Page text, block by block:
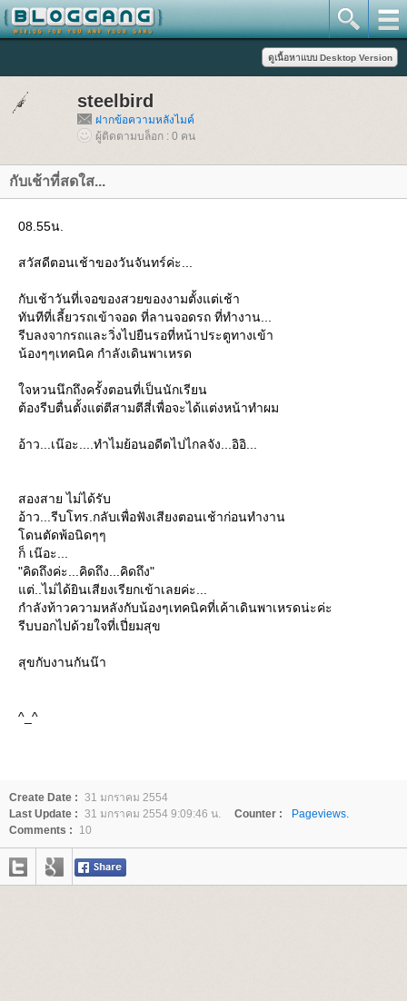
steelbird
ฝากข้อความหลังไมค์
ผู้ติดตามบล็อก : 0 คน
กับเช้าที่สดใส...
08.55น.
สวัสดีตอนเช้าของวันจันทร์ค่ะ...
กับเช้าวันที่เจอของสวยของงามตั้งแต่เช้า
ทันทีที่เลี้ยวรถเข้าจอด ที่ลานจอดรถ ที่ทำงาน...
รีบลงจากรถและวิ่งไปยืนรอที่หน้าประตูทางเข้า
น้องๆๆเทคนิค กำลังเดินพาเหรด
จหวนนึกถึงครั้งตอนที่เป็นนักเรียน
ต้องรีบตื่นตั้งแต่ตีสามตีสี่เพื่อจะได้แต่งหน้าทำผม
อ้าว...เน๊อะ....ทำไมย้อนอดีตไปไกลจัง...อิอิ...
สองสาย ไม่ได้รับ
อ้าว...รีบโทร.กลับเพื่อฟังเสียงตอนเช้าก่อนทำงาน
ดนตัดพ้อนิดๆๆ
ก็ เน๊อะ...
"คิดถึงค่ะ...คิดถึง...คิดถึง"
ต่..ไม่ได้ยินเสียงเรียกเข้าเลยค่ะ...
กำลังท้าวความหลังกับน้องๆเทคนิคที่เค้าเดินพาเหรดน่ะค่ะ
รีบบอกไปด้วยใจที่เปี่ยมสุข
สุขกับงานกันน๊า
^_^
Create Date : 31 มกราคม 2554
Last Update : 31 มกราคม 2554 9:09:46 น. Counter :
Pageviews.
Comments :
10